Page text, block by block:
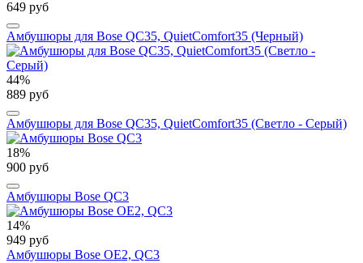
649 руб
Амбушюры для Bose QC35, QuietComfort35 (Черный)
44%
889 руб
Амбушюры для Bose QC35, QuietComfort35 (Светло - Серый)
18%
900 руб
Амбушюры Bose QC3
14%
949 руб
Амбушюры Bose OE2, QC3